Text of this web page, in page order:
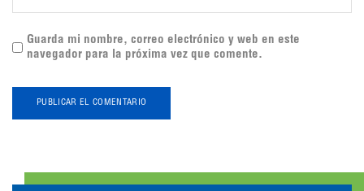
Guarda mi nombre, correo electrónico y web en este
navegador para la próxima vez que comente.